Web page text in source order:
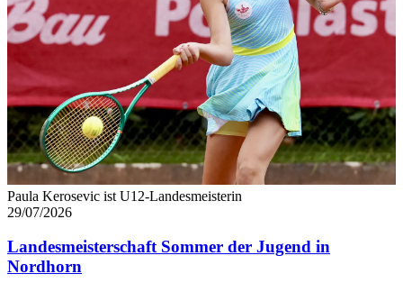
Paula Kerosevic ist U12-Landesmeisterin
29/07/2026
Landesmeisterschaft Sommer der Jugend in
Nordhorn